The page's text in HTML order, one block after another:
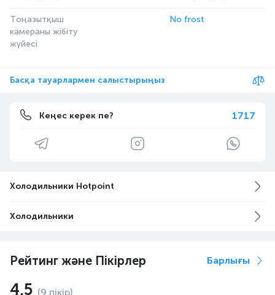
Тоңазытқыш
камераны жібіту
жүйесі
No frost
Басқа тауарлармен салыстырыңыз
Кеңес керек пе? 1717
Холодильники Hotpoint
Холодильники
Рейтинг және Пікірлер Барлығы
4.5 (9 пікір)